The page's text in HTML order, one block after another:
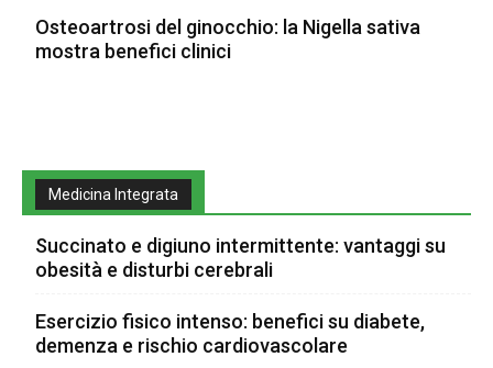
Osteoartrosi del ginocchio: la Nigella sativa
mostra benefici clinici
Medicina Integrata
Succinato e digiuno intermittente: vantaggi su
obesità e disturbi cerebrali
Esercizio fisico intenso: benefici su diabete,
demenza e rischio cardiovascolare